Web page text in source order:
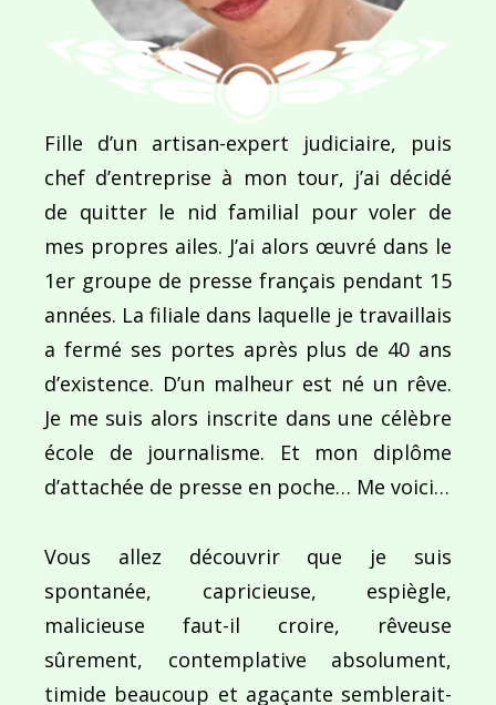
Fille d’un artisan-expert judiciaire, puis
chef d’entreprise à mon tour, j’ai décidé
de quitter le nid familial pour voler de
mes propres ailes. J’ai alors œuvré dans le
1er groupe de presse français pendant 15
années. La filiale dans laquelle je travaillais
a fermé ses portes après plus de 40 ans
d’existence. D’un malheur est né un rêve.
Je me suis alors inscrite dans une célèbre
école de journalisme. Et mon diplôme
d’attachée de presse en poche… Me voici…
Vous allez découvrir que je suis
spontanée, capricieuse, espiègle,
malicieuse faut-il croire, rêveuse
sûrement, contemplative absolument,
timide beaucoup et agaçante semblerait-